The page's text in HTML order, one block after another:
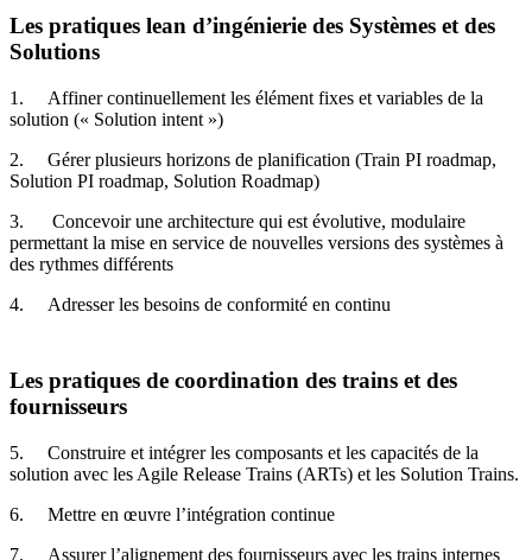
Les pratiques lean d’ingénierie des Systèmes et des
Solutions
1. Affiner continuellement les élément fixes et variables de la
solution (« Solution intent »)
2. Gérer plusieurs horizons de planification (Train PI roadmap,
Solution PI roadmap, Solution Roadmap)
3. Concevoir une architecture qui est évolutive, modulaire
permettant la mise en service de nouvelles versions des systèmes à
des rythmes différents
4. Adresser les besoins de conformité en continu
Les pratiques de coordination des trains et des
fournisseurs
5. Construire et intégrer les composants et les capacités de la
solution avec les Agile Release Trains (ARTs) et les Solution Trains.
6. Mettre en œuvre l’intégration continue
7. Assurer l’alignement des fournisseurs avec les trains internes